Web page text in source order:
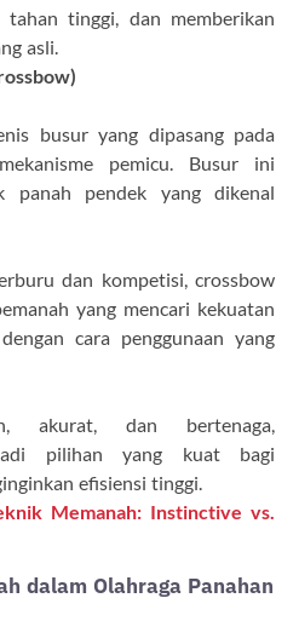
tahan tinggi, dan memberikan
asli.
busur yang dipasang pada
pemicu. Busur ini
panah pendek yang dikenal
dan kompetisi, crossbow
yang mencari kekuatan
cara penggunaan yang
akurat, dan bertenaga,
pilihan yang kuat bagi
efisiensi tinggi.
Memanah: Instinctive vs.
dalam Olahraga Panahan